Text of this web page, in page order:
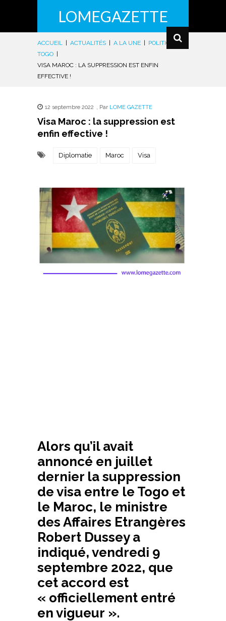
LOMEGAZETTE
ACCUEIL ACTUALITÉS A LA UNE POLITIQUE |
TOGO
VISA MAROC : LA SUPPRESSION EST ENFIN
EFFECTIVE !
12 septembre 2022 , Par LOME GAZETTE
Visa Maroc : la suppression est
enfin effective !
Diplomatie Maroc Visa
Alors qu’il avait
annoncé en juillet
dernier la suppression
de visa entre le Togo et
le Maroc, le ministre
des Affaires Etrangères
Robert Dussey a
indiqué, vendredi 9
septembre 2022, que
cet accord est
« officiellement entré
en vigueur ».